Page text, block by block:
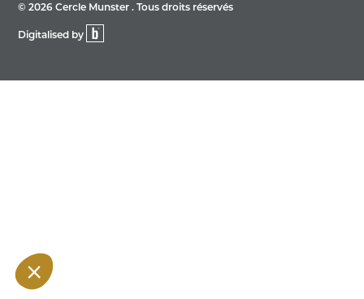
© 2026 Cercle Munster . Tous droits réservés
Digitalised by